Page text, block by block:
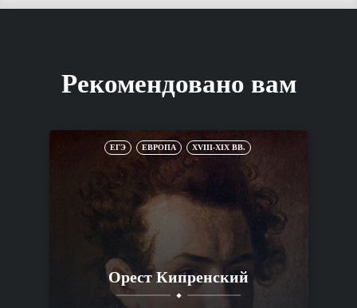
Рекомендовано вам
ЕГЭ ЕВРОПА XVIII-XIX ВВ.
Орест Кипренский